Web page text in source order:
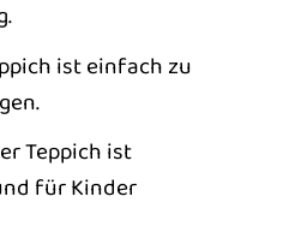
ist einfach zu
Teppich ist
für Kinder